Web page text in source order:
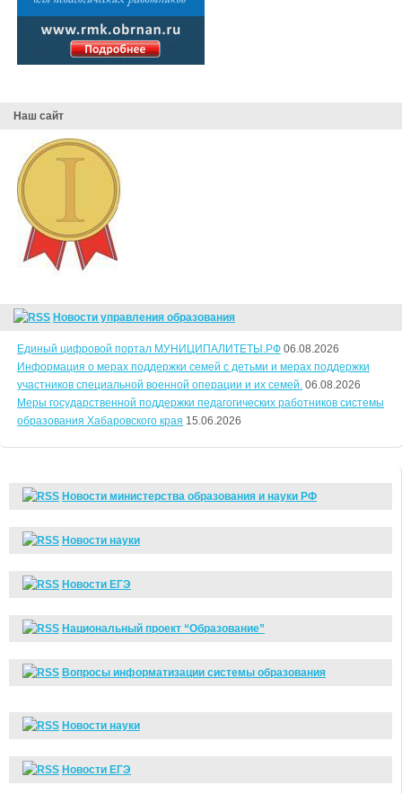
Наш сайт
Новости управления образования
Единый цифровой портал МУНИЦИПАЛИТЕТЫ.РФ 06.08.2026
Информация о мерах поддержки семей с детьми и мерах поддержки
участников специальной военной операции и их семей. 06.08.2026
Меры государственной поддержки педагогических работников системы
образования Хабаровского края 15.06.2026
Новости министерства образования и науки РФ
Новости науки
Новости ЕГЭ
Национальный проект “Образование”
Вопросы информатизации системы образования
Новости науки
Новости ЕГЭ